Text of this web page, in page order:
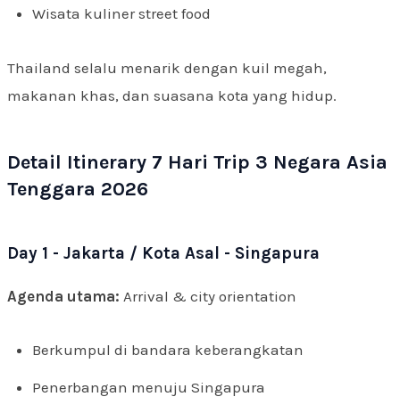
Wisata kuliner street food
Thailand selalu menarik dengan kuil megah,
makanan khas, dan suasana kota yang hidup.
Detail Itinerary 7 Hari Trip 3 Negara Asia
Tenggara 2026
Day 1 - Jakarta / Kota Asal - Singapura
Agenda utama: Arrival & city orientation
Berkumpul di bandara keberangkatan
Penerbangan menuju Singapura